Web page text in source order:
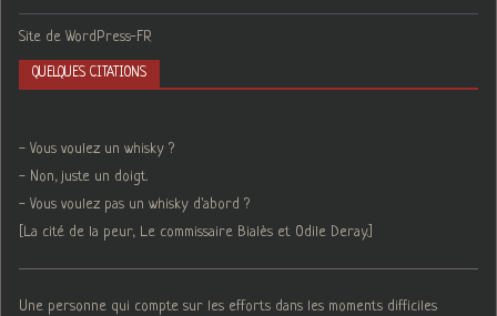
Site de WordPress-FR
QUELQUES CITATIONS
- Vous voulez un whisky ?
- Non, juste un doigt.
- Vous voulez pas un whisky d'abord ?
[La cité de la peur, Le commissaire Bialès et Odile Deray.]
Une personne qui compte sur les efforts dans les moments difficiles